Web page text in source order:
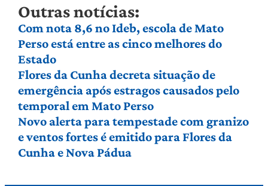
Outras notícias:
Com nota 8,6 no Ideb, escola de Mato
Perso está entre as cinco melhores do
Estado
Flores da Cunha decreta situação de
emergência após estragos causados pelo
temporal em Mato Perso
Novo alerta para tempestade com granizo
e ventos fortes é emitido para Flores da
Cunha e Nova Pádua